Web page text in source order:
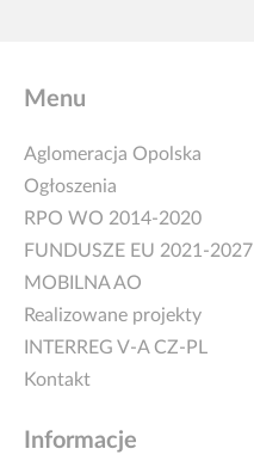
Menu
Aglomeracja Opolska
Ogłoszenia
RPO WO 2014-2020
FUNDUSZE EU 2021-2027
MOBILNA AO
Realizowane projekty
INTERREG V-A CZ-PL
Kontakt
Informacje